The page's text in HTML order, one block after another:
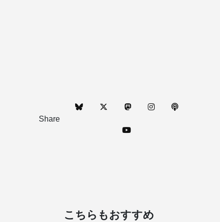
Share
こちらもおすすめ